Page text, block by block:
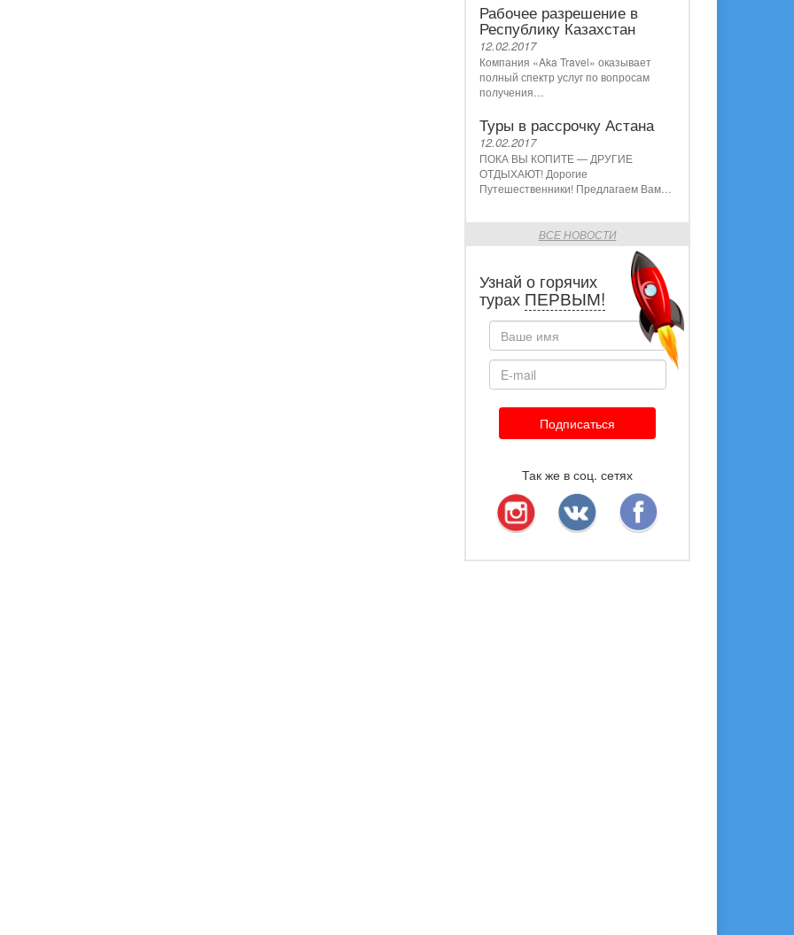
Рабочее разрешение в
Республику Казахстан
12.02.2017
Компания «Aka Travel» оказывает
полный спектр услуг по вопросам
получения…
Туры в рассрочку Астана
12.02.2017
ПОКА ВЫ КОПИТЕ — ДРУГИЕ
ОТДЫХАЮТ! Дорогие
Путешественники! Предлагаем Вам…
ВСЕ НОВОСТИ
Узнай о горячих
турах ПЕРВЫМ!
Подписаться
Так же в соц. сетях